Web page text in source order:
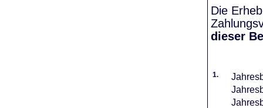
Die
dieser
1.